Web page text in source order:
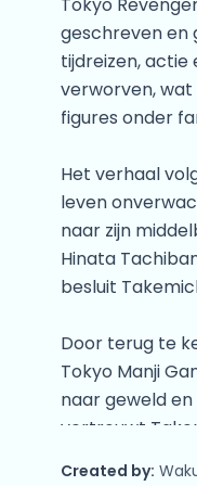
geschreven en
tijdreizen,
verworven,
figures onder
Het verhaal
leven
naar zijn
Hinata
besluit
Door terug te
Tokyo Manji
naar geweld
vertrouwt
Created by: